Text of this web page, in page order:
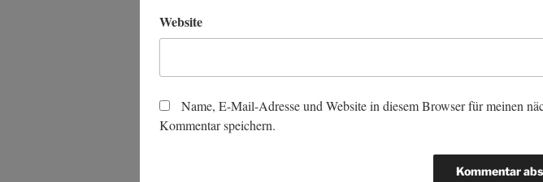
Website
Name, E-Mail-Adresse und Website in diesem Browser für meinen
Kommentar speichern.